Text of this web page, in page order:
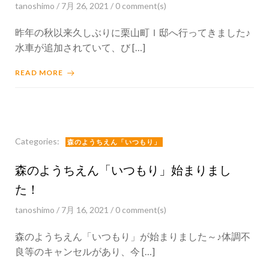
tanoshimo / 7月 26, 2021 / 0 comment(s)
昨年の秋以来久しぶりに栗山町Ｉ邸へ行ってきました♪
水車が追加されていて、び […]
READ MORE
Categories: 森のようちえん「いつもり」
森のようちえん「いつもり」始まりまし
た！
tanoshimo / 7月 16, 2021 / 0 comment(s)
森のようちえん「いつもり」が始まりました～♪体調不
良等のキャンセルがあり、今 […]